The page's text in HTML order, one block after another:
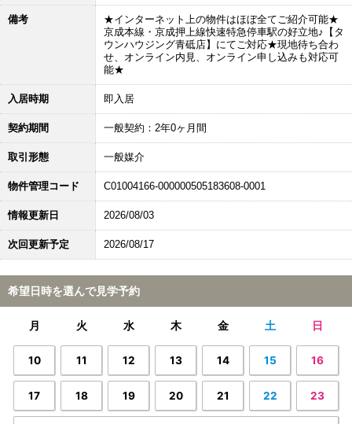
備考
★インターネット上の物件はほぼ全てご紹介可能★
京成本線・京成押上線快速特急停車駅の好立地♪【タ
ウンハウジング青砥店】にてご対応★現地待ち合わ
せ、オンライン内見、オンライン申し込みも対応可
能★
入居時期 即入居
契約期間 一般契約：2年0ヶ月間
取引形態 一般媒介
物件管理コード C01004166-000000505183608-0001
情報更新日 2026/08/03
次回更新予定 2026/08/17
希望日時を選んで見学予約
月 火 水 木 金 土 日
10 11 12 13 14 15 16
17 18 19 20 21 22 23